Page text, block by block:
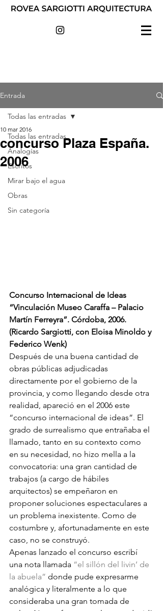
Entrada
Todas las entradas
Analogías
Escritos
Mirar bajo el agua
Obras
Sin categoría
Todas las entradas
concurso Plaza España.
2006
10 mar 2016
Concurso Internacional de Ideas
“Vinculación Museo Caraffa – Palacio
Martín Ferreyra”. Córdoba, 2006.
(Ricardo Sargiotti, con Eloisa Minoldo y
Federico Wenk)
Después de una buena cantidad de
obras públicas adjudicadas
directamente por el gobierno de la
provincia, y como llegando desde otra
realidad, apareció en el 2006 este
“concurso internacional de ideas”. El
grado de surrealismo que entrañaba el
llamado, tanto en su contexto como
en su necesidad, no hizo mella a la
convocatoria: una gran cantidad de
trabajos (a cargo de hábiles
arquitectos) se empeñaron en
proponer soluciones espectaculares a
un problema inexistente. Como de
costumbre y, afortunadamente en este
caso, no se construyó.
Apenas lanzado el concurso escribí
una nota llamada “el sillón del livin’ de
la abuela” donde pude expresarme
analógica y literalmente a lo que
consideraba una gran tomada de